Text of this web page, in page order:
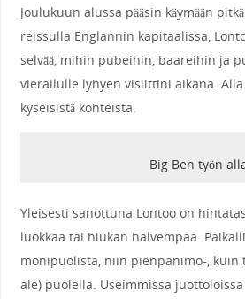
Joulukuun alussa pääsin käymään
reissulla Englannin kapitaalissa,
selvää, mihin pubeihin, baareihin ja
vierailulle lyhyen visiittini aikana.
kyseisistä kohteista.
Big Ben työn
Yleisesti sanottuna Lontoo on
luokkaa tai hiukan halvempaa.
monipuolista, niin pienpanimo-, kuin
ale) puolella. Useimmissa